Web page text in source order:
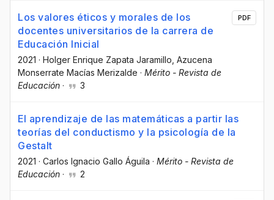
Los valores éticos y morales de los
docentes universitarios de la carrera de
Educación Inicial
2021 · Holger Enrique Zapata Jaramillo , Azucena
Monserrate Macías Merizalde · Mérito - Revista de
Educación · 3
PDF
El aprendizaje de las matemáticas a partir las
teorías del conductismo y la psicología de la
Gestalt
2021 · Carlos Ignacio Gallo Águila · Mérito - Revista de
Educación · 2